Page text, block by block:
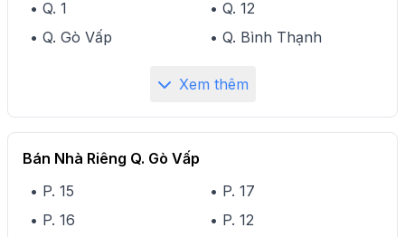
• Q. 1
• Q. 12
• Q. Gò Vấp
• Q. Bình Thạnh
Xem thêm
Bán Nhà Riêng Q. Gò Vấp
• P. 15
• P. 17
• P. 16
• P. 12